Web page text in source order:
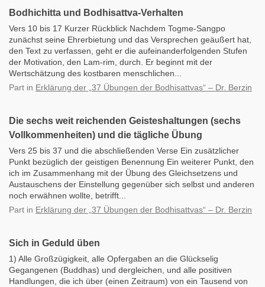
Bodhichitta und Bodhisattva-Verhalten
Vers 10 bis 17 Kurzer Rückblick Nachdem Togme-Sangpo
zunächst seine Ehrerbietung und das Versprechen geäußert hat,
den Text zu verfassen, geht er die aufeinanderfolgenden Stufen
der Motivation, den Lam-rim, durch. Er beginnt mit der
Wertschätzung des kostbaren menschlichen...
Part in Erklärung der „37 Übungen der Bodhisattvas“ – Dr. Berzin
Die sechs weit reichenden Geisteshaltungen (sechs
Vollkommenheiten) und die tägliche Übung
Vers 25 bis 37 und die abschließenden Verse Ein zusätzlicher
Punkt bezüglich der geistigen Benennung Ein weiterer Punkt, den
ich im Zusammenhang mit der Übung des Gleichsetzens und
Austauschens der Einstellung gegenüber sich selbst und anderen
noch erwähnen wollte, betrifft...
Part in Erklärung der „37 Übungen der Bodhisattvas“ – Dr. Berzin
Sich in Geduld üben
1) Alle Großzügigkeit, alle Opfergaben an die Glückselig
Gegangenen (Buddhas) und dergleichen, und alle positiven
Handlungen, die ich über (einen Zeitraum) von ein Tausend von